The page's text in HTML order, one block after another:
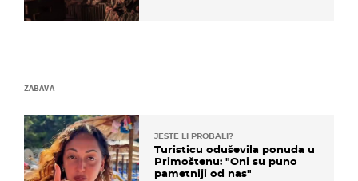
ZABAVA
JESTE LI PROBALI?
Turisticu oduševila ponuda u
Primoštenu: "Oni su puno
pametniji od nas"